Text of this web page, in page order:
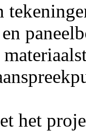
het